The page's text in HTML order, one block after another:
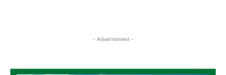
- Advertisment -